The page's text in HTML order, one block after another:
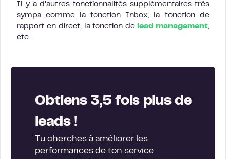
Il y a d’autres fonctionnalités supplémentaires très
sympa comme la fonction Inbox, la fonction de
rapport en direct, la fonction de
lead management,
etc…
Obtiens 3,5 fois plus de
leads !
Tu cherches à améliorer les
performances de ton service